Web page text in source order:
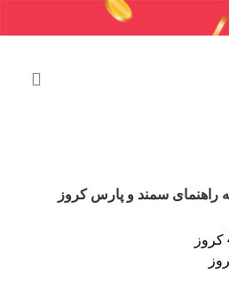
راهنمای سمند و پارس کروز